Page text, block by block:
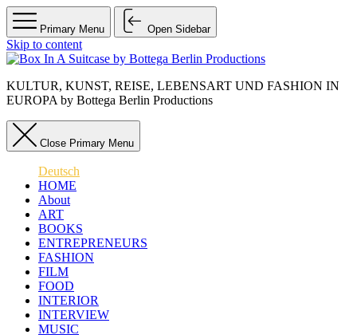
Primary Menu Open Sidebar
Skip to content
KULTUR, KUNST, REISE, LEBENSART UND FASHION IN
EUROPA by Bottega Berlin Productions
Close Primary Menu
Deutsch
HOME
About
ART
BOOKS
ENTREPRENEURS
FASHION
FILM
FOOD
INTERIOR
INTERVIEW
MUSIC